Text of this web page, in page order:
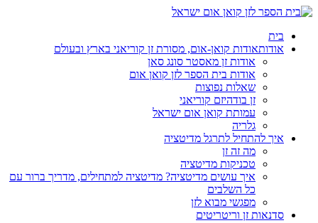
בית
אודותאודות קואן-אום, מסורת זן קוריאני בארץ ובעולם
אודות זן מאסטר סונג סאן
אודות בית הספר לזן קואן אום
שאלות נפוצות
זן בודהיזם קוריאני
עמותת קואן אום ישראל
גלריה
איך להתחיל לתרגל מדיטציה
מה זה זן
טכניקות מדיטציה
איך עושים מדיטציה? מדיטציה למתחילים, מדריך ברור עם
כל השלבים
מפגשי מבוא לזן
סדנאות זן וריטריטים